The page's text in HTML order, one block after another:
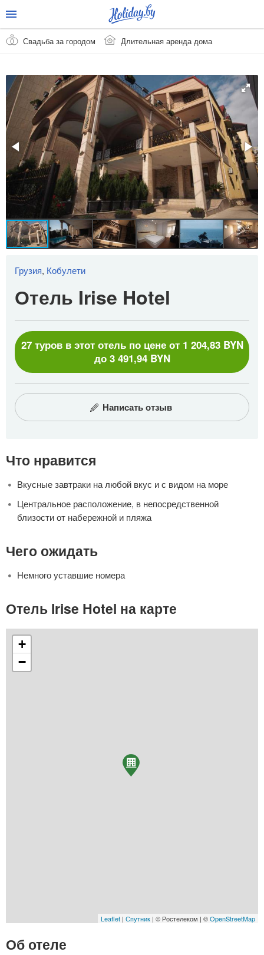
Свадьба за городом Длительная аренда дома
Грузия, Кобулети
Отель Irise Hotel
27 туров в этот отель по цене от 1 204,83 BYN
до 3 491,94 BYN
Написать отзыв
Что нравится
Вкусные завтраки на любой вкус и с видом на море
Центральное расположение, в непосредственной
близости от набережной и пляжа
Чего ожидать
Немного уставшие номера
Отель Irise Hotel на карте
+
−
Leaflet | Спутник | © Ростелеком | ©OpenStreetMap
Об отеле